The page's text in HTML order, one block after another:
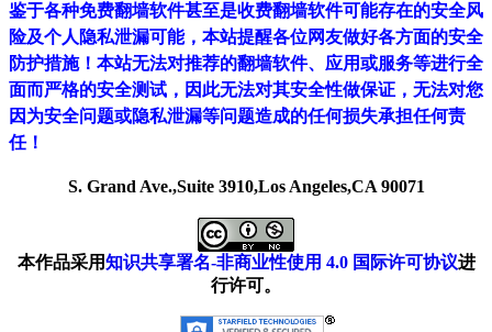
鉴于各种免费翻墙软件甚至是收费翻墙软件可能存在的安全风
险及个人隐私泄漏可能，本站提醒各位网友做好各方面的安全
防护措施！本站无法对推荐的翻墙软件、应用或服务等进行全
面而严格的安全测试，因此无法对其安全性做保证，无法对您
因为安全问题或隐私泄漏等问题造成的任何损失承担任何责
任！
S. Grand Ave.,Suite 3910,Los Angeles,CA 90071
本作品采用知识共享署名-非商业性使用 4.0 国际许可协议进
行许可。